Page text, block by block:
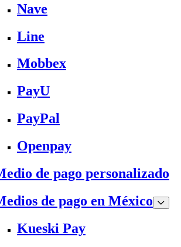
Nave
Line
Mobbex
PayU
PayPal
Openpay
de pago personalizado
de pago en México
Kueski Pay